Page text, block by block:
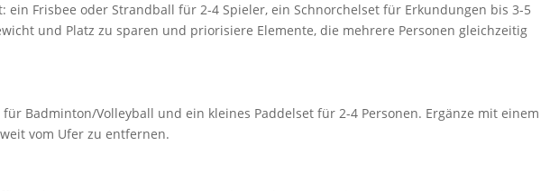
Frisbee oder Strandball für 2-4 Spieler, ein Schnorchelset für Erkundungen bis 3-5
und Platz zu sparen und priorisiere Elemente, die mehrere Personen gleichzeitig
Badminton/Volleyball und ein kleines Paddelset für 2-4 Personen. Ergänze mit einem
vom Ufer zu entfernen.